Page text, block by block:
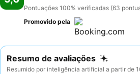
Pontuações 100% verificadas (63
Promovido pela
Resumo de avaliações
Resumido por inteligência artificial a partir de